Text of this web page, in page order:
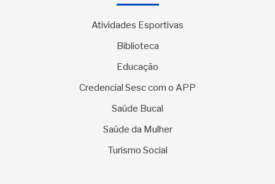
Atividades Esportivas
Biblioteca
Educação
Credencial Sesc com o APP
Saúde Bucal
Saúde da Mulher
Turismo Social